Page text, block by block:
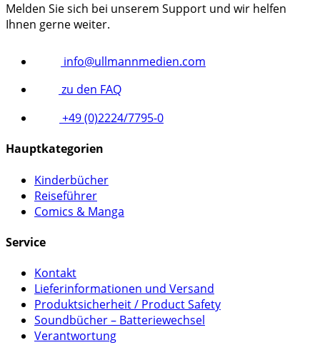
Melden Sie sich bei unserem Support und wir helfen
Ihnen gerne weiter.
info@ullmannmedien.com
zu den FAQ
+49 (0)2224/7795-0
Hauptkategorien
Kinderbücher
Reiseführer
Comics & Manga
Service
Kontakt
Lieferinformationen und Versand
Produktsicherheit / Product Safety
Soundbücher – Batteriewechsel
Verantwortung